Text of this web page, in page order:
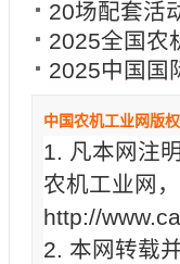
20场配套活
2025全国农
2025中国国
中国农机工业网版
1. 凡本网注
农机工业网
http://
2. 本网转载